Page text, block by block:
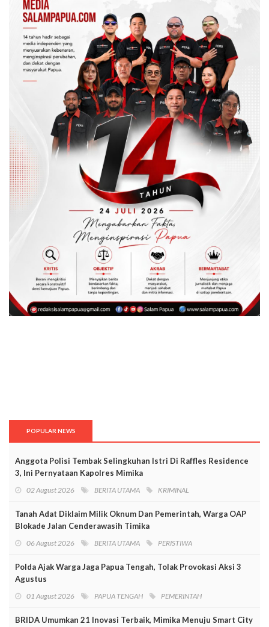
POPULAR NEWS
Anggota Polisi Tembak Selingkuhan Istri Di Raffles Residence
3, Ini Pernyataan Kapolres Mimika
02 August 2026 BERITA UTAMA KRIMINAL
Tanah Adat Diklaim Milik Oknum Dan Pemerintah, Warga OAP
Blokade Jalan Cenderawasih Timika
06 August 2026 BERITA UTAMA PERISTIWA
Polda Ajak Warga Jaga Papua Tengah, Tolak Provokasi Aksi 3
Agustus
01 August 2026 PAPUA TENGAH PEMERINTAH
BRIDA Umumkan 21 Inovasi Terbaik, Mimika Menuju Smart City